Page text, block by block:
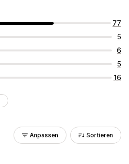
77
5
6
5
16
Anpassen Sortieren